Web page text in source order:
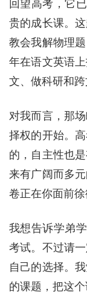
回望高考，它
贵的成长课。
教会我解物理
年在语文英语
文、做科研和跨
对我而言，那
择权的开始。
的，自主性也
来有广阔而多
卷正在你面前徐
我想告诉学弟
考试。不过请
自己的选择。
的课题，把这